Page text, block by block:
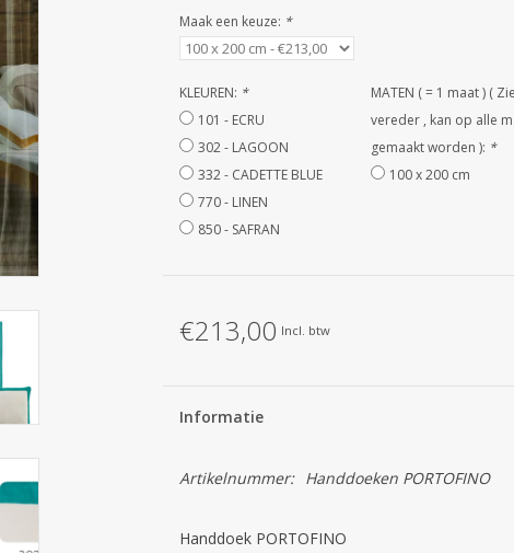
Maak een keuze: *
KLEUREN: *
101 - ECRU
302 - LAGOON
332 - CADETTE BLUE
770 - LINEN
850 - SAFRAN
MATEN ( = 1 maat ) ( Zie
vereder , kan op alle
gemaakt worden ): *
100 x 200 cm
€213,00 Incl. btw
Informatie
Artikelnummer: Handdoeken PORTOFINO
Handdoek PORTOFINO